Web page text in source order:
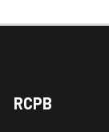
RCPB